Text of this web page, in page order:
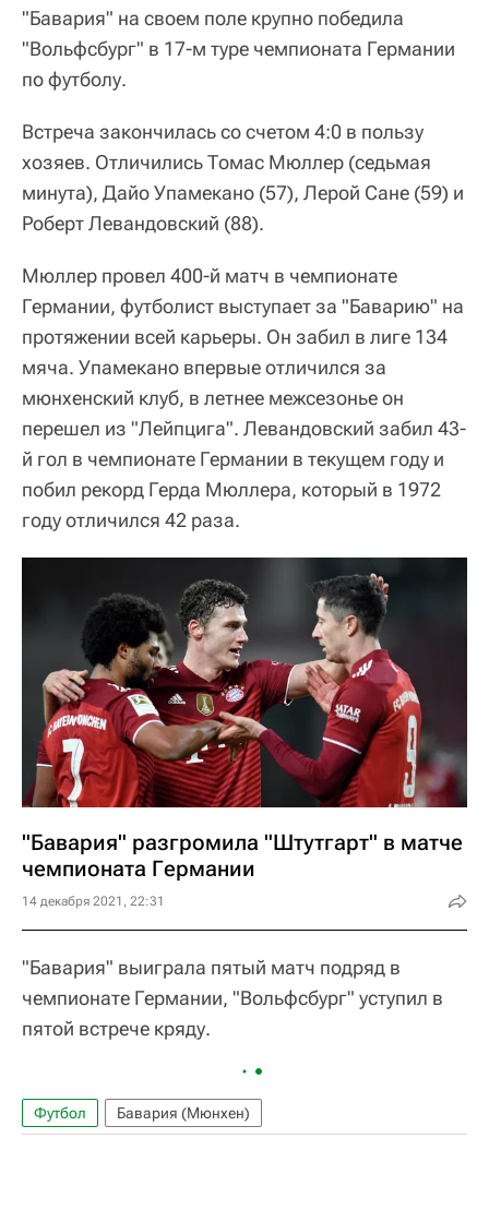
"Бавария" на своем поле крупно победила
"Вольфсбург" в 17-м туре чемпионата Германии
по футболу.
Встреча закончилась со счетом 4:0 в пользу
хозяев. Отличились Томас Мюллер (седьмая
минута), Дайо Упамекано (57), Лерой Сане (59) и
Роберт Левандовский (88).
Мюллер провел 400-й матч в чемпионате
Германии, футболист выступает за "Баварию" на
протяжении всей карьеры. Он забил в лиге 134
мяча. Упамекано впервые отличился за
мюнхенский клуб, в летнее межсезонье он
перешел из "Лейпцига". Левандовский забил 43-
й гол в чемпионате Германии в текущем году и
побил рекорд Герда Мюллера, который в 1972
году отличился 42 раза.
"Бавария" разгромила "Штутгарт" в матче
чемпионата Германии
14 декабря 2021, 22:31
"Бавария" выиграла пятый матч подряд в
чемпионате Германии, "Вольфсбург" уступил в
пятой встрече кряду.
Футбол Бавария (Мюнхен)